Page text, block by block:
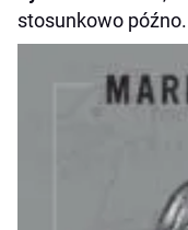
stosunkowo późno.